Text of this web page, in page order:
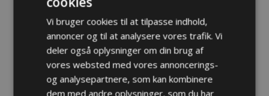
derfor relativt højt, et par hundrede
højdemeter over stedet, hvor vi så
hjorten dagen før. På turen ind er der
tavst, men da vi står på toppen af en
Vi bruger cookies til at tilpasse indhold,
annoncer og til at analysere vores trafik. Vi
deler også oplysninger om din brug af
vores websted med vores annoncerings-
og analysepartnere, som kan kombinere
dem med andre oplysninger, som du har